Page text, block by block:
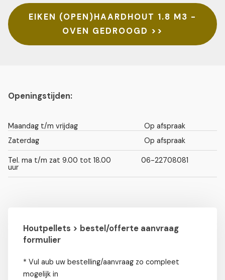
EIKEN (OPEN)HAARDHOUT 1.8 M3 -
OVEN GEDROOGD >>
Openingstijden:
Maandag t/m vrijdag
Op afspraak
Zaterdag
Op afspraak
Tel. ma t/m zat 9.00 tot 18.00
uur
06-22708081
Houtpellets > bestel/offerte aanvraag
formulier
* Vul aub uw bestelling/aanvraag zo compleet
mogelijk in